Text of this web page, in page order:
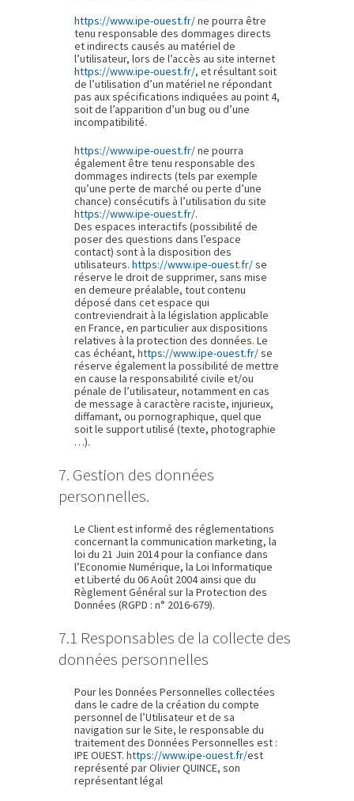
https://www.ipe-ouest.fr/ne pourra être
tenu responsable des dommages directs
et indirects causés au matériel de
l’utilisateur, lors de l’accès au site internet
https://www.ipe-ouest.fr/, et résultant soit
de l’utilisation d’un matériel ne répondant
pas aux spécifications indiquées au point 4,
soit de l’apparition d’un bug ou d’une
incompatibilité.
https://www.ipe-ouest.fr/ne pourra
également être tenu responsable des
dommages indirects (tels par exemple
qu’une perte de marché ou perte d’une
chance) consécutifs à l’utilisation du site
https://www.ipe-ouest.fr/.
Des espaces interactifs (possibilité de
poser des questions dans l’espace
contact) sont à la disposition des
utilisateurs. https://www.ipe-ouest.fr/se
réserve le droit de supprimer, sans mise
en demeure préalable, tout contenu
déposé dans cet espace qui
contreviendrait à la législation applicable
en France, en particulier aux dispositions
relatives à la protection des données. Le
cas échéant, https://www.ipe-ouest.fr/se
réserve également la possibilité de mettre
en cause la responsabilité civile et/ou
pénale de l’utilisateur, notamment en cas
de message à caractère raciste, injurieux,
diffamant, ou pornographique, quel que
soit le support utilisé (texte, photographie
…).
7. Gestion des données
personnelles.
Le Client est informé des réglementations
concernant la communication marketing, la
loi du 21 Juin 2014 pour la confiance dans
l’Economie Numérique, la Loi Informatique
et Liberté du 06 Août 2004 ainsi que du
Règlement Général sur la Protection des
Données (RGPD : n° 2016-679).
7.1 Responsables de la collecte des
données personnelles
Pour les Données Personnelles collectées
dans le cadre de la création du compte
personnel de l’Utilisateur et de sa
navigation sur le Site, le responsable du
traitement des Données Personnelles est :
IPE OUEST. https://www.ipe-ouest.fr/est
représenté par Olivier QUINCE, son
représentant légal